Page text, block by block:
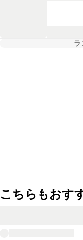
ラ
こちらもおす